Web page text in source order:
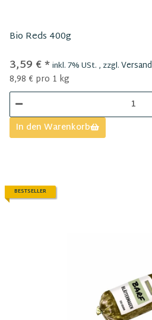
Bio Reds 400g
3,59 €*inkl. 7% USt. , zzgl.Versand
8,98 € pro 1 kg
In den Warenkorb
BESTSELLER